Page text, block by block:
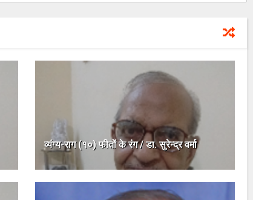
व्यंग्य-राग (१०) फीतों के रंग / डा. सुरेन्द्र वर्मा